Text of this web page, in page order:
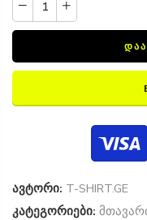
ავტორი: T-SHIRT.GE
კატეგორიები: